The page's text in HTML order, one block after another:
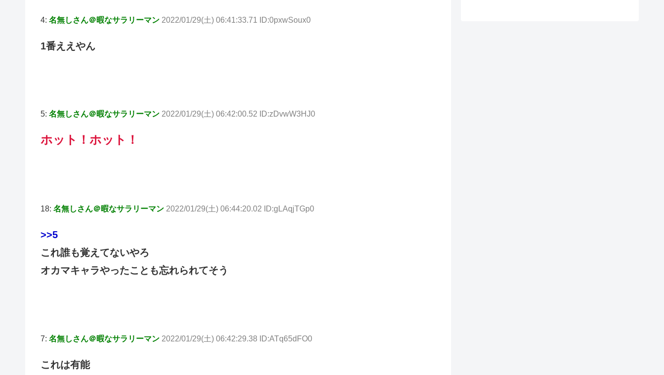
4: 名無しさん＠暇なサラリーマン 2022/01/29(土) 06:41:33.71 ID:0pxwSoux0
1番ええやん
5: 名無しさん＠暇なサラリーマン 2022/01/29(土) 06:42:00.52 ID:zDvwW3HJ0
ホット！ホット！
18: 名無しさん＠暇なサラリーマン 2022/01/29(土) 06:44:20.02 ID:gLAqjTGp0
>>5
これ誰も覚えてないやろ
オカマキャラやったことも忘れられてそう
7: 名無しさん＠暇なサラリーマン 2022/01/29(土) 06:42:29.38 ID:ATq65dFO0
これは有能